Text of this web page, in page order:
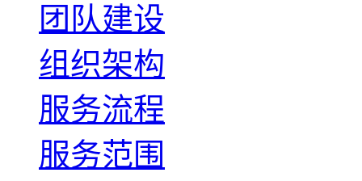
团队建设
组织架构
服务流程
服务范围